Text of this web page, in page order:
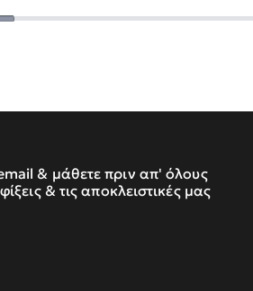
& μάθετε πριν απ' όλους
& τις αποκλειστικές μας